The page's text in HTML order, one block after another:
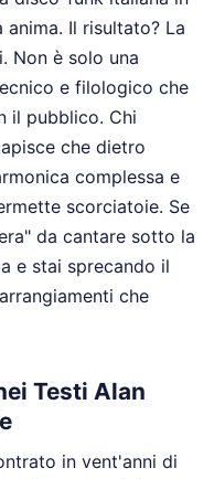
Il risultato? La
Non è solo una
e filologico che
il pubblico. Chi
che dietro
complessa e
scorciatoie. Se
da cantare sotto la
e stai sprecando il
che
Testi Alan
in vent'anni di